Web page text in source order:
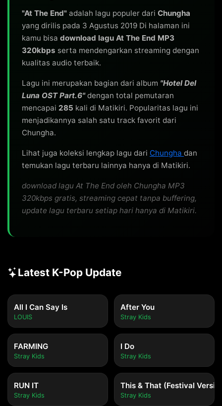
"At The End" adalah lagu populer dari Chungha
yang dirilis pada 3 Agustus 2019 Di halaman ini
kamu bisa download lagu At The End MP3
320kbps serta mendengarkan streaming dengan
kualitas audio terbaik.
Lagu ini merupakan bagian dari album "Hotel Del
Luna OST Part.6"dengan total pemutaran
mencapai 285 kali di Matikiri. Popularitas lagu ini
menjadikannya salah satu track favorit dari
Chungha.
Lihat juga koleksi lengkap lagu dari Chungha dan
temukan lagu terbaru lainnya hanya di Matikiri.
download lagu At The End oleh Chungha MP3
320kbps gratis, streaming cepat tanpa buffering,
update lagu terbaru setiap hari hanya di Matikiri.
Latest K-Pop Update
All I Can Say Is
LOUIS
After You
Stray Kids
FARMING
Stray Kids
I Do
Stray Kids
RUN IT
Stray Kids
This & That (Festival
Stray Kids